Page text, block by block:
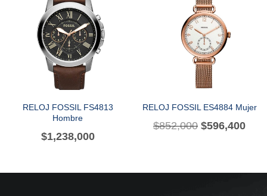
RELOJ FOSSIL FS4813
Hombre
$1,238,000
RELOJ FOSSIL ES4884 Mujer
$852,000 $596,400